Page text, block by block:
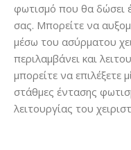
φωτισμό που θα δώσει
σας. Μπορείτε να
μέσω του ασύρματου
περιλαμβάνει και
μπορείτε να επιλέξετε
στάθμες έντασης
λειτουργίας του